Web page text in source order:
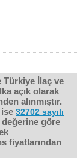
Türkiye İlaç ve
açık olarak
alınmıştır.
ise 32702 sayılı
göre
fiyatlarından